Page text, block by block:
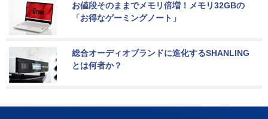
お値段そのままでメモリ倍増！メモリ32GBの
「お得なゲーミングノート」
総合オーディオブランドに進化するSHANLING
とは何者か？